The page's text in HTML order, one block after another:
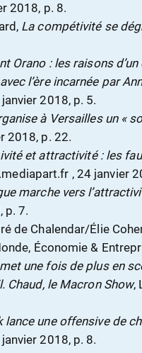
2018, p. 8.
La compétivité se
Orano : les raisons
l’ère incarnée par
2018, p. 5.
à Versailles un «
2018, p. 22.
et attractivité : les
, 24 janvier
marche vers
p. 7.
de Chalendar/Élie
Économie &
une fois de plus en
Chaud, le Macron Show,
lance une offensive de
2018, p. 8.